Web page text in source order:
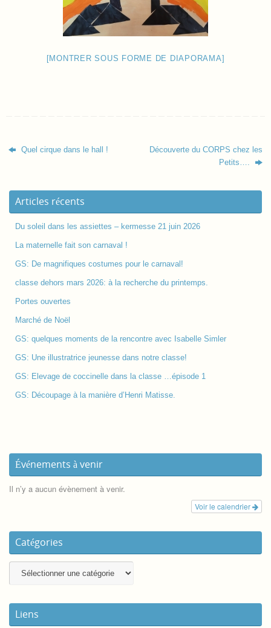
[MONTRER SOUS FORME DE DIAPORAMA]
Quel cirque dans le hall !
Découverte du CORPS chez les
Petits….
Articles récents
Du soleil dans les assiettes – kermesse 21 juin 2026
La maternelle fait son carnaval !
GS: De magnifiques costumes pour le carnaval!
classe dehors mars 2026: à la recherche du printemps.
Portes ouvertes
Marché de Noël
GS: quelques moments de la rencontre avec Isabelle Simler
GS: Une illustratrice jeunesse dans notre classe!
GS: Elevage de coccinelle dans la classe …épisode 1
GS: Découpage à la manière d’Henri Matisse.
Événements à venir
Il n’y a aucun évènement à venir.
Voir le calendrier
Catégories
Liens